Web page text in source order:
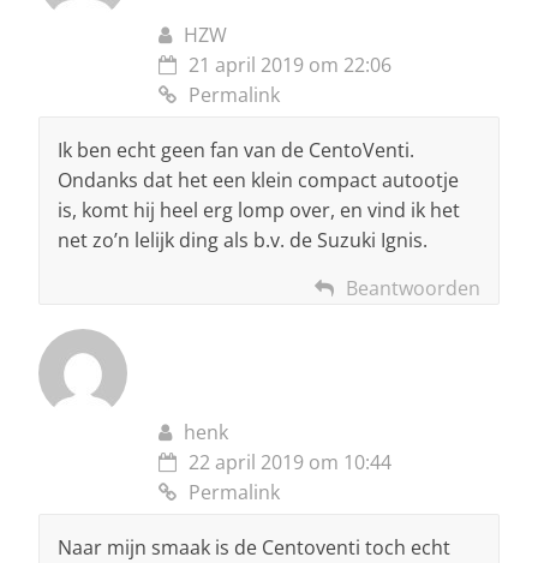
HZW
21 april 2019 om 22:06
Permalink
Ik ben echt geen fan van de CentoVenti.
Ondanks dat het een klein compact autootje
is, komt hij heel erg lomp over, en vind ik het
net zo’n lelijk ding als b.v. de Suzuki Ignis.
Beantwoorden
henk
22 april 2019 om 10:44
Permalink
Naar mijn smaak is de Centoventi toch echt